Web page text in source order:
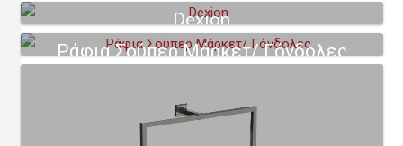
Dexion
Ράφια Σούπερ Μάρκετ/ Γόνδολες